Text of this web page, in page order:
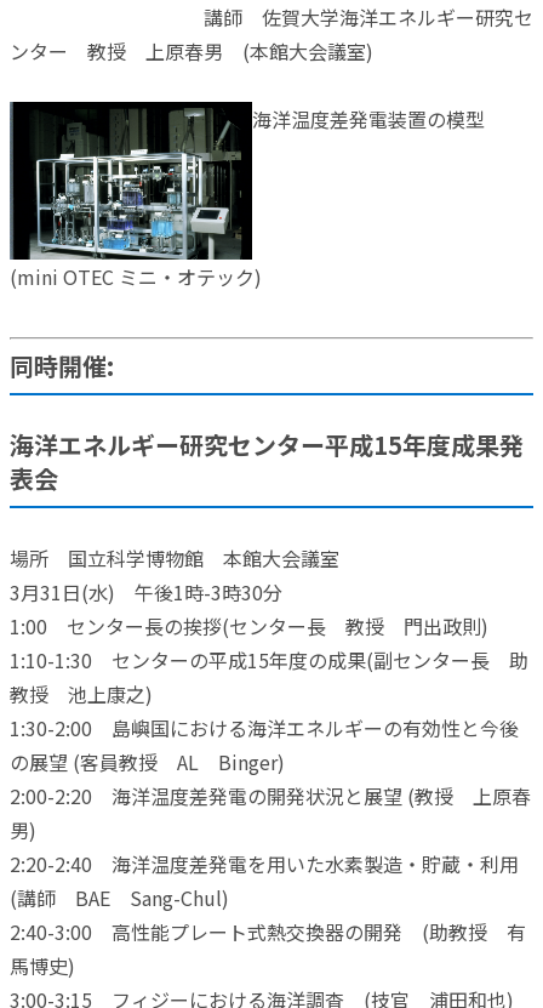
講師 佐賀大学海洋エネルギー研究セ
ンター 教授 上原春男 (本館大会議室)
海洋温度差発電装置の模型
(mini OTEC ミニ・オテック)
同時開催:
海洋エネルギー研究センター平成15年度成果発
表会
場所 国立科学博物館 本館大会議室
3月31日(水) 午後1時-3時30分
1:00 センター長の挨拶(センター長 教授 門出政則)
1:10-1:30 センターの平成15年度の成果(副センター長 助
教授 池上康之)
1:30-2:00 島嶼国における海洋エネルギーの有効性と今後
の展望 (客員教授 AL Binger)
2:00-2:20 海洋温度差発電の開発状況と展望 (教授 上原春
男)
2:20-2:40 海洋温度差発電を用いた水素製造・貯蔵・利用
(講師 BAE Sang-Chul)
2:40-3:00 高性能プレート式熱交換器の開発 (助教授 有
馬博史)
3:00-3:15 フィジーにおける海洋調査 (技官 浦田和也)